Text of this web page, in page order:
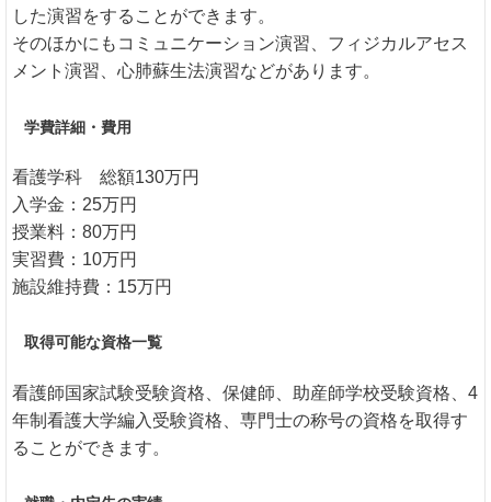
した演習をすることができます。
そのほかにもコミュニケーション演習、フィジカルアセス
メント演習、心肺蘇生法演習などがあります。
学費詳細・費用
看護学科 総額130万円
入学金：25万円
授業料：80万円
実習費：10万円
施設維持費：15万円
取得可能な資格一覧
看護師国家試験受験資格、保健師、助産師学校受験資格、4
年制看護大学編入受験資格、専門士の称号の資格を取得す
ることができます。